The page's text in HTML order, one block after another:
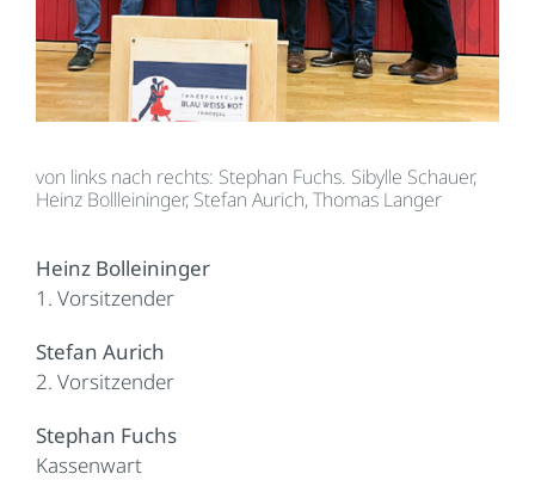
von links nach rechts: Stephan Fuchs. Sibylle Schauer,
Heinz Bollleininger, Stefan Aurich, Thomas Langer
Heinz Bolleininger
1. Vorsitzender
Stefan Aurich
2. Vorsitzender
Stephan Fuchs
Kassenwart